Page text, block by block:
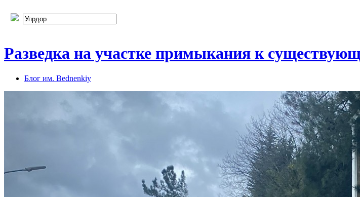
Разведка на участке примыкания к
Блог им. Bednenkiy